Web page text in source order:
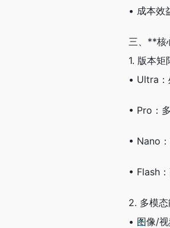
• 成本效
三、**核
1. 版本矩
• Ultra：
• Pro：
• Nano
• Flash
2. 多模态
• 图像/